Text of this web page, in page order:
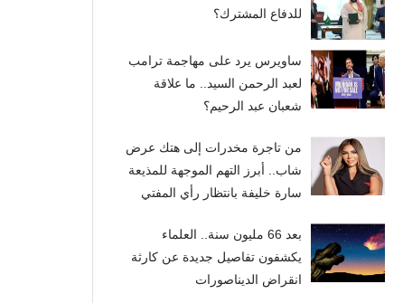
للدفاع المشترك؟
ساويرس يرد على مهاجمة ترامب
لعبد الرحمن السيد.. ما علاقة
شعبان عبد الرحيم؟
من تاجرة مخدرات إلى هتك عرض
شاب.. أبرز التهم الموجهة للمذيعة
سارة خليفة بانتظار رأي المفتي
بعد 66 مليون سنة.. العلماء
يكشفون تفاصيل جديدة عن كارثة
انقراض الديناصورات